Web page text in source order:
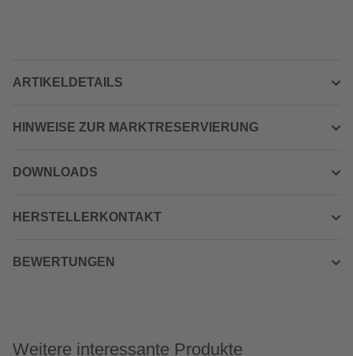
ARTIKELDETAILS
HINWEISE ZUR MARKTRESERVIERUNG
DOWNLOADS
HERSTELLERKONTAKT
BEWERTUNGEN
Weitere interessante Produkte